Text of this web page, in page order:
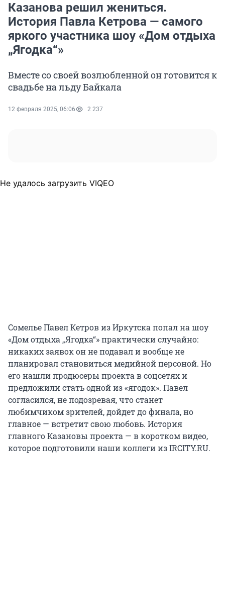
Казанова решил жениться.
История Павла Кетрова — самого
яркого участника шоу «Дом отдыха
„Ягодка“»
Вместе со своей возлюбленной он готовится к
свадьбе на льду Байкала
12 февраля 2025, 06:06 2 237
Не удалось загрузить VIQEO
Сомелье Павел Кетров из Иркутска попал на шоу
«Дом отдыха „Ягодка“» практически случайно:
никаких заявок он не подавал и вообще не
планировал становиться медийной персоной. Но
его нашли продюсеры проекта в соцсетях и
предложили стать одной из «ягодок». Павел
согласился, не подозревая, что станет
любимчиком зрителей, дойдет до финала, но
главное — встретит свою любовь. История
главного Казановы проекта — в коротком видео,
которое подготовили наши коллеги из IRCITY.RU.